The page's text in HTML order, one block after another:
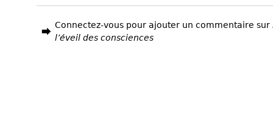
Connectez-vous pour ajouter un commentaire sur
l’éveil des consciences